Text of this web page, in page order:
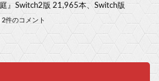
庭』Switch2版 21,965本、Switch版
2件のコメント